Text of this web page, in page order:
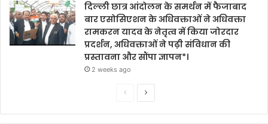
दिल्ली छात्र आंदोलन के समर्थन में फैजाबाद
बार एसोसिएशन के अधिवक्ताओं ने अधिवक्ता
रामकरन यादव के नेतृत्व में किया जोरदार
प्रदर्शन, अधिवक्ताओं ने पढ़ी संविधान की
प्रस्तावना और सौंपा ज्ञापन*।
2 weeks ago
PreviousNext